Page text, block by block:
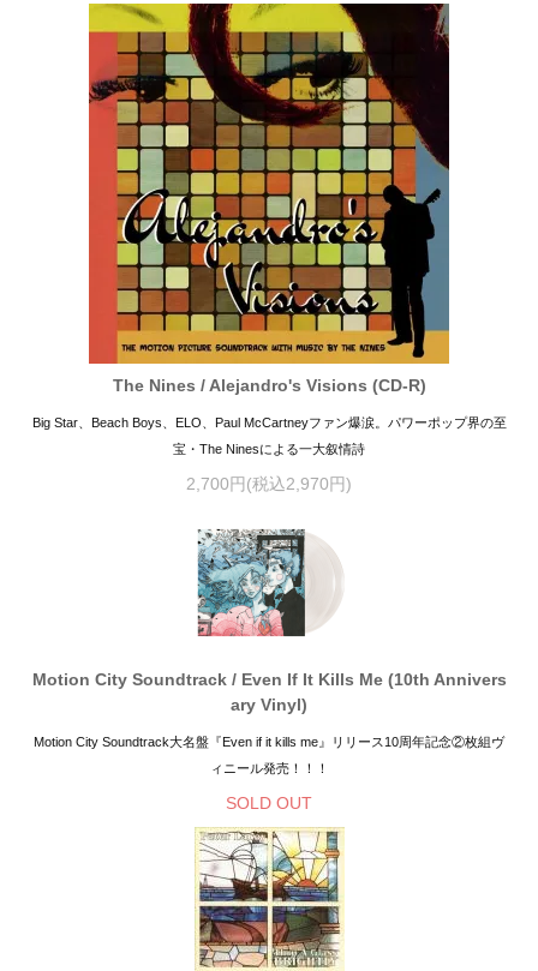
The Nines / Alejandro's Visions (CD-R)
Big Star、Beach Boys、ELO、Paul McCartneyファン爆涙。パワーポップ界の至
宝・The Ninesによる一大叙情詩
2,700円(税込2,970円)
Motion City Soundtrack / Even If It Kills Me (10th Annivers
ary Vinyl)
Motion City Soundtrack大名盤『Even if it kills me』リリース10周年記念②枚組ヴ
ィニール発売！！！
SOLD OUT